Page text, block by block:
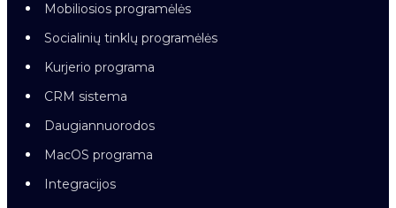
Mobiliosios programėlės
Socialinių tinklų programėlės
Kurjerio programa
CRM sistema
Daugiannuorodos
MacOS programa
Integracijos